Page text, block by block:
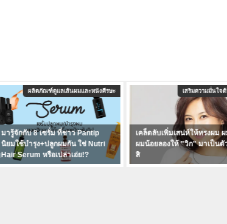
ผลิตภัณฑ์ดูแลเส้นผมและหนังศีรษะ
มารู้จักกับ 8 เซรั่ม ที่ชาว Pantip
นิยมใช้บำรุง+ปลูกผมกัน ใช่ Nutri
Hair Serum หรือเปล่าเอ่ย!?
เสริมความมั่นใจ
เคล็ดลับเพิ่มเสน่ห์ให้ทรงผม
ผมน้อยลองให้ "วิก" มาเป็นตั
สิ